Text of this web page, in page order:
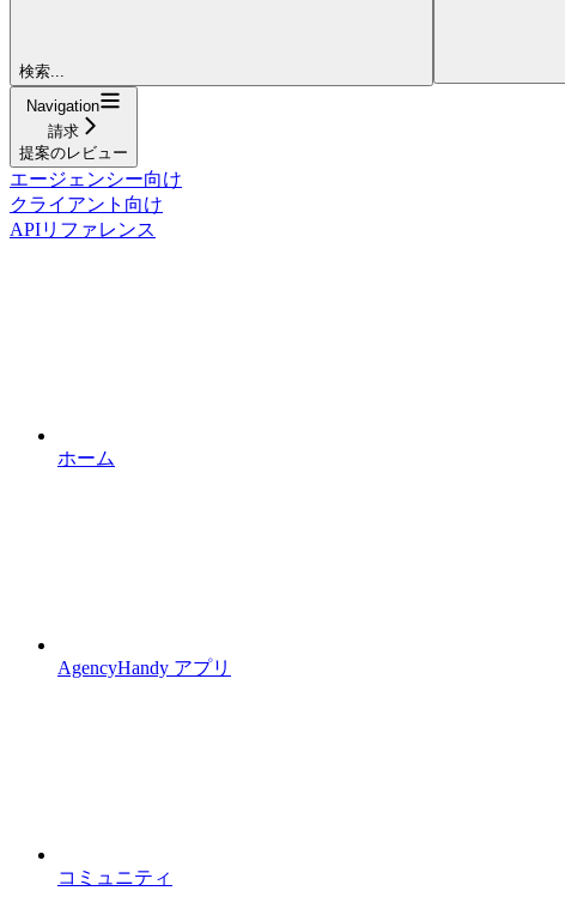
検索...
Navigation
請求
提案のレビュー
エージェンシー向け
クライアント向け
APIリファレンス
ホーム
AgencyHandy アプリ
コミュニティ